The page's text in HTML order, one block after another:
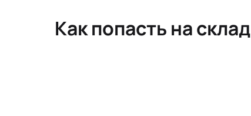
Как попасть на склад